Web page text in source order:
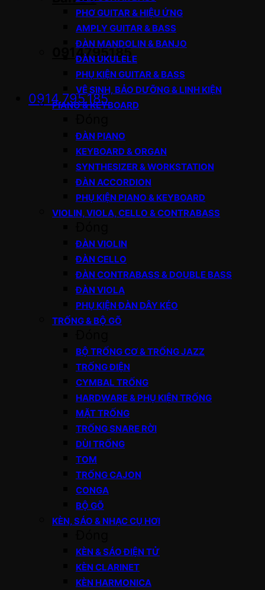
0914795185
0914.795.185
PHƠ GUITAR & HIỆU ỨNG
AMPLY GUITAR & BASS
ĐÀN MANDOLIN & BANJO
ĐÀN UKULELE
PHỤ KIỆN GUITAR & BASS
VỆ SINH, BẢO DƯỠNG & LINH KIỆN
PIANO & KEYBOARD
ĐÀN PIANO
KEYBOARD & ORGAN
SYNTHESIZER & WORKSTATION
ĐÀN ACCORDION
PHỤ KIỆN PIANO & KEYBOARD
VIOLIN, VIOLA, CELLO & CONTRABASS
ĐÀN VIOLIN
ĐÀN CELLO
ĐÀN CONTRABASS & DOUBLE BASS
ĐÀN VIOLA
PHỤ KIỆN ĐÀN DÂY KÉO
TRỐNG & BỘ GÕ
BỘ TRỐNG CƠ & TRỐNG JAZZ
TRỐNG ĐIỆN
CYMBAL TRỐNG
HARDWARE & PHỤ KIỆN TRỐNG
MẶT TRỐNG
TRỐNG SNARE RỜI
DÙI TRỐNG
TOM
TRỐNG CAJON
CONGA
BỘ GÕ
KÈN, SÁO & NHẠC CỤ HƠI
KÈN & SÁO ĐIỆN TỬ
KÈN CLARINET
KÈN HARMONICA